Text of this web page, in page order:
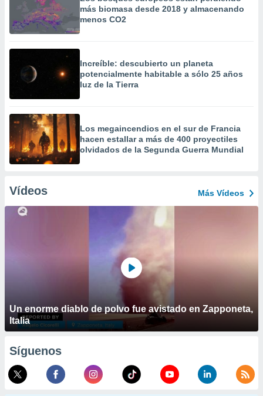
más biomasa desde 2018 y almacenando
menos CO2
Increíble: descubierto un planeta
potencialmente habitable a sólo 25 años
luz de la Tierra
Los megaincendios en el sur de Francia
hacen estallar a más de 400 proyectiles
olvidados de la Segunda Guerra Mundial
Vídeos Más Vídeos
Un enorme diablo de polvo fue avistado en Zapponeta,
Italia
Síguenos